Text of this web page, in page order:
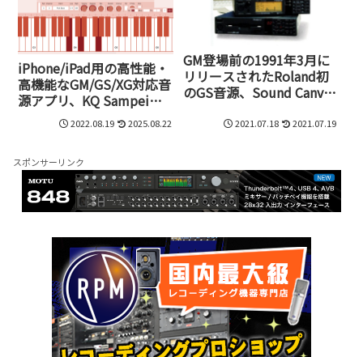
iPhone/iPad用の高性能・
高機能なGM/GS/XG対応音
源アプリ、KQ Sampeiが
2022.08.19 2025.08.22
GM登場前の1991年3月に
リリースされたRoland初
のGS音源、Sound Canvas
2021.07.18 2021.07.19
スポンサーリンク